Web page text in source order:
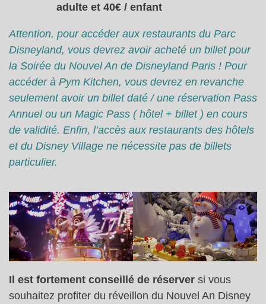
adulte et 40€ / enfant
Attention, pour accéder aux restaurants du Parc
Disneyland, vous devrez avoir acheté un billet pour
la Soirée du Nouvel An de Disneyland Paris ! Pour
accéder à Pym Kitchen, vous devrez en revanche
seulement avoir un billet daté / une réservation Pass
Annuel ou un Magic Pass ( hôtel + billet ) en cours
de validité. Enfin, l’accès aux restaurants des hôtels
et du Disney Village ne nécessite pas de billets
particulier.
Il est fortement conseillé de réserver si vous
souhaitez profiter du réveillon du Nouvel An Disney